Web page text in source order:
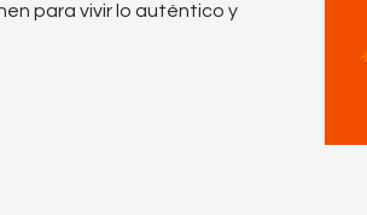
para vivir lo auténtico y